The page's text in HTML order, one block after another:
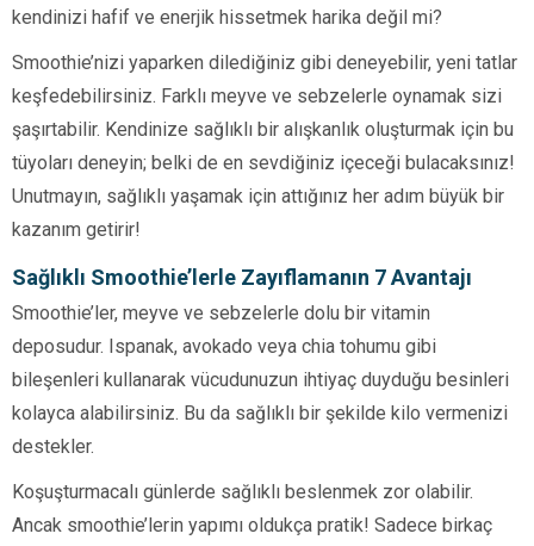
kendinizi hafif ve enerjik hissetmek harika değil mi?
Smoothie’nizi yaparken dilediğiniz gibi deneyebilir, yeni tatlar
keşfedebilirsiniz. Farklı meyve ve sebzelerle oynamak sizi
şaşırtabilir. Kendinize sağlıklı bir alışkanlık oluşturmak için bu
tüyoları deneyin; belki de en sevdiğiniz içeceği bulacaksınız!
Unutmayın, sağlıklı yaşamak için attığınız her adım büyük bir
kazanım getirir!
Sağlıklı Smoothie’lerle Zayıflamanın 7 Avantajı
Smoothie’ler, meyve ve sebzelerle dolu bir vitamin
deposudur. Ispanak, avokado veya chia tohumu gibi
bileşenleri kullanarak vücudunuzun ihtiyaç duyduğu besinleri
kolayca alabilirsiniz. Bu da sağlıklı bir şekilde kilo vermenizi
destekler.
Koşuşturmacalı günlerde sağlıklı beslenmek zor olabilir.
Ancak smoothie’lerin yapımı oldukça pratik! Sadece birkaç